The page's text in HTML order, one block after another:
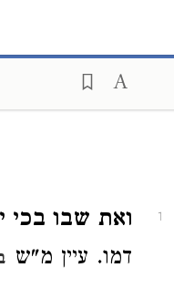
1 ואת שבו בכי
דמו. עיין מ"ש